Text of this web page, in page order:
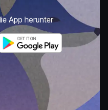
App herunter